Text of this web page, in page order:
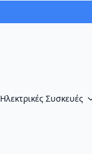
Ηλεκτρικές Συσκευές